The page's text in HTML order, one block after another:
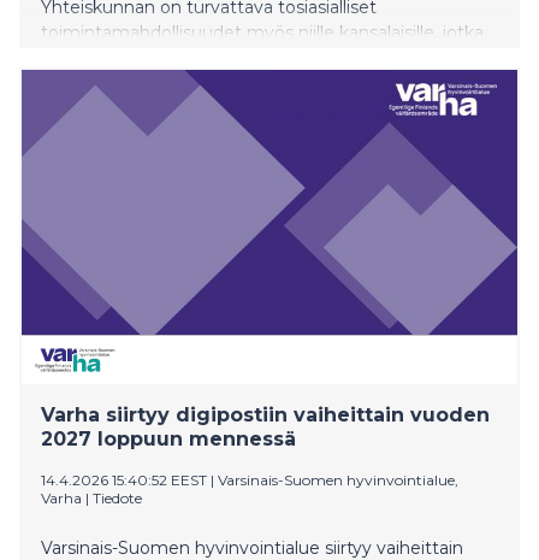
Yhteiskunnan on turvattava tosiasialliset
toimintamahdollisuudet myös niille kansalaisille, jotka
palveluja asioidessaan esimerkiksi pankkien, Kelan ja
muiden viranomaisten kanssa, sanoo kansanedustaja
Pia Viitanen (sd.).
Varha siirtyy digipostiin vaiheittain vuoden
2027 loppuun mennessä
14.4.2026 15:40:52 EEST | Varsinais-Suomen hyvinvointialue,
Varha | Tiedote
Varsinais-Suomen hyvinvointialue siirtyy vaiheittain